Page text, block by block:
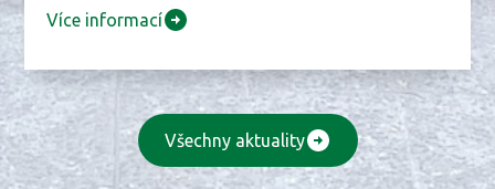
Více informací
Všechny aktuality